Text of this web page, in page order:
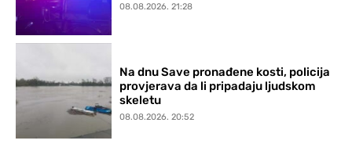
08.08.2026. 21:28
Na dnu Save pronađene kosti, policija
provjerava da li pripadaju ljudskom
skeletu
08.08.2026. 20:52